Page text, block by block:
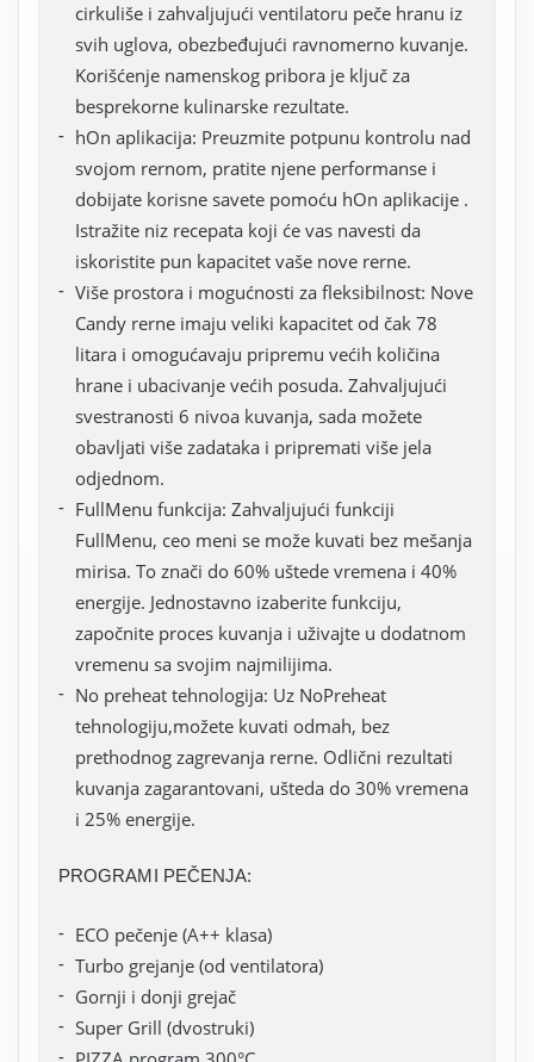
cirkuliše i zahvaljujući ventilatoru peče hranu iz
svih uglova, obezbeđujući ravnomerno kuvanje.
Korišćenje namenskog pribora je ključ za
besprekorne kulinarske rezultate.
hOn aplikacija: Preuzmite potpunu kontrolu nad
svojom rernom, pratite njene performanse i
dobijate korisne savete pomoću hOn aplikacije .
Istražite niz recepata koji će vas navesti da
iskoristite pun kapacitet vaše nove rerne.
Više prostora i mogućnosti za fleksibilnost: Nove
Candy rerne imaju veliki kapacitet od čak 78
litara i omogućavaju pripremu većih količina
hrane i ubacivanje većih posuda. Zahvaljujući
svestranosti 6 nivoa kuvanja, sada možete
obavljati više zadataka i pripremati više jela
odjednom.
FullMenu funkcija: Zahvaljujući funkciji
FullMenu, ceo meni se može kuvati bez mešanja
mirisa. To znači do 60% uštede vremena i 40%
energije. Jednostavno izaberite funkciju,
započnite proces kuvanja i uživajte u dodatnom
vremenu sa svojim najmilijima.
No preheat tehnologija: Uz NoPreheat
tehnologiju,možete kuvati odmah, bez
prethodnog zagrevanja rerne. Odlični rezultati
kuvanja zagarantovani, ušteda do 30% vremena
i 25% energije.
PROGRAMI PEČENJA:
ECO pečenje (A++ klasa)
Turbo grejanje (od ventilatora)
Gornji i donji grejač
Super Grill (dvostruki)